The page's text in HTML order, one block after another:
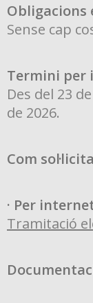
Obligacions
Sense cap
Termini per
Des del 23
de 2026.
Com
· Per
Tramitació